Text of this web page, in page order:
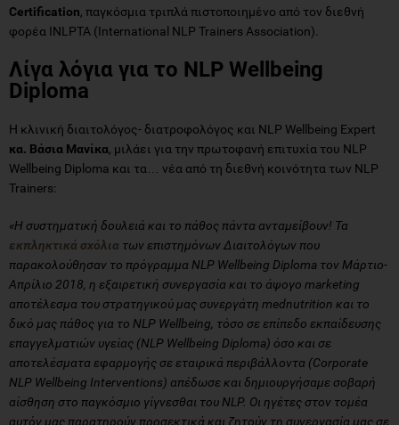
Certification, παγκόσμια τριπλά πιστοποιημένο από τον διεθνή
φορέα INLPTA (International NLP Trainers Association).
Λίγα λόγια για το NLP Wellbeing
Diploma
H κλινική διαιτολόγος- διατροφολόγος και NLP Wellbeing Expert
κα. Βάσια Μανίκα, μιλάει για την πρωτοφανή επιτυχία του NLP
Wellbeing Diploma και τα… νέα από τη διεθνή κοινότητα των NLP
Trainers:
«Η συστηματική δουλειά και το πάθος πάντα ανταμείβουν! Τα
εκπληκτικά σχόλια των επιστημόνων Διαιτολόγων που
παρακολούθησαν το πρόγραμμα NLP Wellbeing Diploma τον Μάρτιο-
Απρίλιο 2018 , η εξαιρετική συνεργασία και το άψογο marketing
αποτέλεσμα του στρατηγικού μας συνεργάτη mednutrition και το
δικό μας πάθος για το NLP Wellbeing , τόσο σε επίπεδο εκπαίδευσης
επαγγελματιών υγείας (NLP Wellbeing Diploma) όσο και σε
αποτελέσματα εφαρμογής σε εταιρικά περιβάλλοντα (Corporate
NLP Wellbeing Interventions) απέδωσε και δημιουργήσαμε σοβαρή
αίσθηση στο παγκόσμιο γίγνεσθαι του NLP. Οι ηγέτες στον τομέα
αυτόν μας παρατηρούν προσεκτικά και ζητούν τη συνεργασία μας σε